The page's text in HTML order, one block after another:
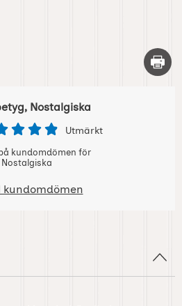
Skriv
Nostalgiska
Utmärkt
kundomdömen för
Nostalgiska
kundomdömen